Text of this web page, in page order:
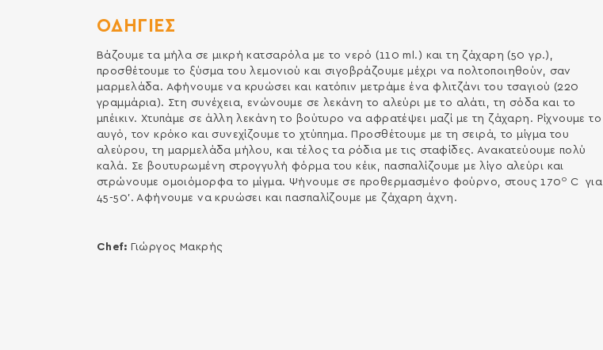
ΟΔΗΓΙΕΣ
Βάζουμε τα μήλα σε μικρή κατσαρόλα με το νερό (110 ml.) και τη ζάχαρη (50 γρ.),
προσθέτουμε το ξύσμα του λεμονιού και σιγοβράζουμε μέχρι να πολτοποιηθούν, σαν
μαρμελάδα. Αφήνουμε να κρυώσει και κατόπιν μετράμε ένα φλιτζάνι του τσαγιού (220
γραμμάρια). Στη συνέχεια, ενώνουμε σε λεκάνη το αλεύρι με το αλάτι, τη σόδα και το
μπέικιν. Χτυπάμε σε άλλη λεκάνη το βούτυρο να αφρατέψει μαζί με τη ζάχαρη. Ρίχνουμε το
αυγό, τον κρόκο και συνεχίζουμε το χτύπημα. Προσθέτουμε με τη σειρά, το μίγμα του
αλεύρου, τη μαρμελάδα μήλου, και τέλος τα ρόδια με τις σταφίδες. Ανακατεύουμε πολύ
καλά. Σε βουτυρωμένη στρογγυλή φόρμα του κέικ, πασπαλίζουμε με λίγο αλεύρι και
στρώνουμε ομοιόμορφα το μίγμα. Ψήνουμε σε προθερμασμένο φούρνο, στους 170 ο C για
45-50’. Αφήνουμε να κρυώσει και πασπαλίζουμε με ζάχαρη άχνη.
Chef: Γιώργος Μακρής